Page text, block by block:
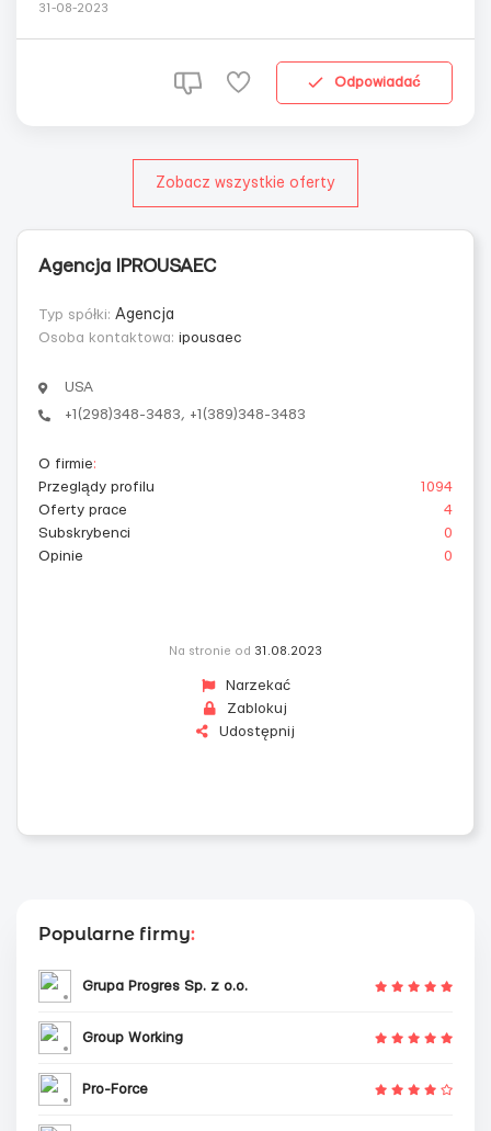
оператор по добыче нефти или газа, • геолог, •
31-08-2023
Odpowiadać
Zobacz wszystkie oferty
Agencja IPROUSAEC
Typ spółki: Agencja
Osoba kontaktowa: ipousaec
USA
+1(298)348-3483, +1(389)348-3483
O firmie:
Przeglądy profilu
1094
Oferty prace
4
Subskrybenci
0
Opinie
0
Na stronie od 31.08.2023
Narzekać
Zablokuj
Udostępnij
Popularne firmy:
Grupa Progres Sp. z o.o.
Group Working
Pro-Force